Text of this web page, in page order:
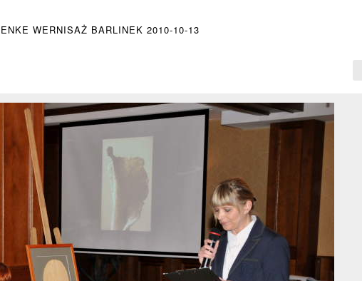
WERNISAŻ BARLINEK 2010-10-13